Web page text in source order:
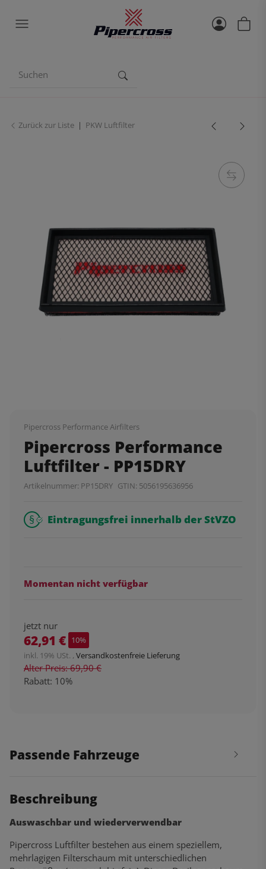
Zurück zur Liste PKW Luftfilter
Pipercross Performance Airfilters
Pipercross Performance
Luftfilter - PP15DRY
Artikelnummer: PP15DRY GTIN: 5056195636956
Eintragungsfrei innerhalb der StVZO
Momentan nicht verfügbar
jetzt nur
62,91 € 10%
inkl. 19% USt. , Versandkostenfreie Lieferung
Alter Preis: 69,90 €
Rabatt: 10%
Passende Fahrzeuge
Beschreibung
Auswaschbar und wiederverwendbar
Pipercross Luftfilter bestehen aus einem speziellem,
mehrlagigen Filterschaum mit unterschiedlichen